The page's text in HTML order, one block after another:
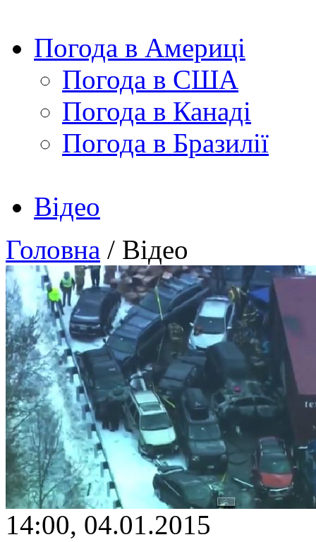
Погода в Америці
Погода в США
Погода в Канаді
Погода в Бразилії
Відео
Головна / Відео
14:00, 04.01.2015